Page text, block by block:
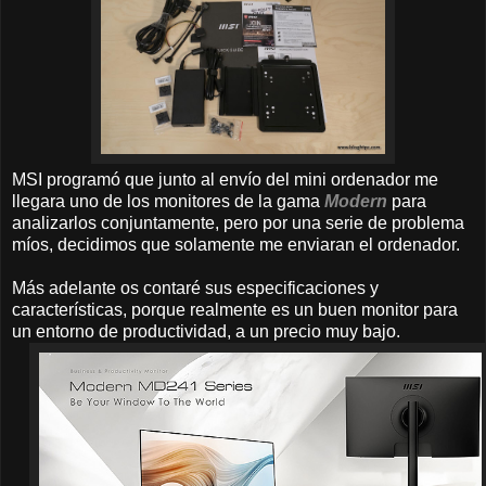
MSI programó que junto al envío del mini ordenador me
llegara uno de los monitores de la gama Modern para
analizarlos conjuntamente, pero por una serie de problema
míos, decidimos que solamente me enviaran el ordenador.
Más adelante os contaré sus especificaciones y
características, porque realmente es un buen monitor para
un entorno de productividad, a un precio muy bajo.